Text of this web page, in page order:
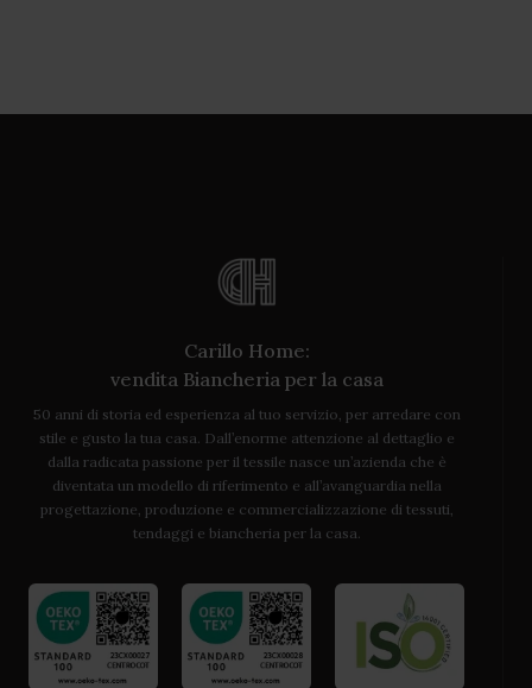
Carillo Home:
vendita Biancheria per la casa
50 anni di storia ed esperienza al tuo servizio, per arredare con
stile e gusto la tua casa. Dall’enorme attenzione al dettaglio e
dalla radicata passione per il tessile nasce un’azienda che è
diventata un modello di riferimento e all’avanguardia nella
progettazione, produzione e commercializzazione di tessuti,
tendaggi e biancheria per la casa.